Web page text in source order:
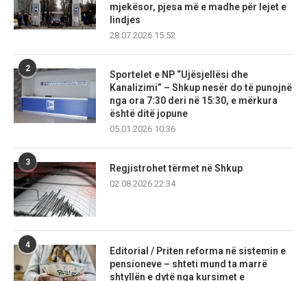
mjekësor, pjesa më e madhe për lejet e
lindjes
28.07.2026 15:52
2
Sportelet e NP “Ujësjellësi dhe
Kanalizimi” – Shkup nesër do të punojnë
nga ora 7:30 deri në 15:30, e mërkura
është ditë jopune
05.01.2026 10:36
3
Regjistrohet tërmet në Shkup
02.08.2026 22:34
4
Editorial / Priten reforma në sistemin e
pensioneve – shteti mund ta marrë
shtyllën e dytë nga kursimet e